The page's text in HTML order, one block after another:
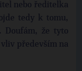
nebo ředitelka
tedy k tomu,
Doufám, že tyto
především na